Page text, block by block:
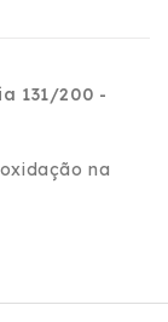
131/200 -
na